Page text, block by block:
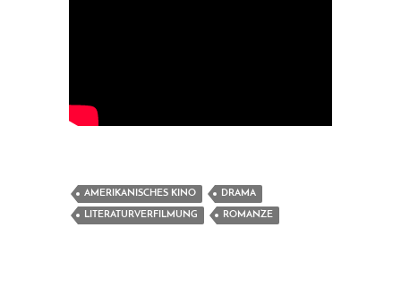
AMERIKANISCHES KINO DRAMA
LITERATURVERFILMUNG ROMANZE